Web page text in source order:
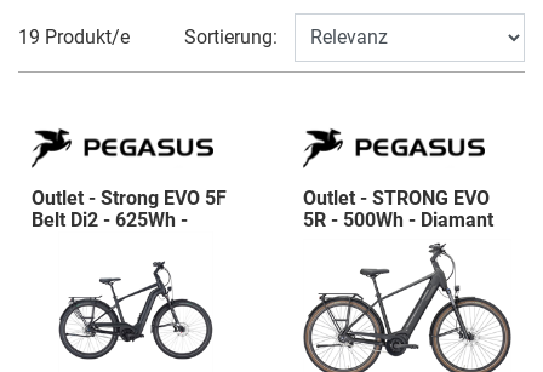
19 Produkt/e Sortierung:
Outlet - Strong EVO 5F
Belt Di2 - 625Wh -
Outlet - STRONG EVO
5R - 500Wh - Diamant